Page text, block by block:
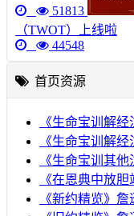
51813
（TWOT）上线啦
44548
首页资源
《生命宝训解
《生命宝训解
《生命宝训其
《在恩典中放
《新约精览》詹